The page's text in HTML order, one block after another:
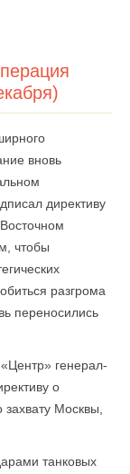
вновь
директиву
чтобы
разгрома
переносились
генерал-
о
Москвы,
танковых